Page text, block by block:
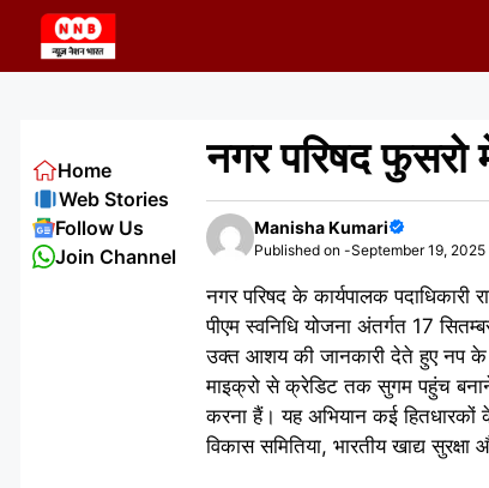
content
नगर परिषद
Manisha Kumari
Published on -September 19, 2025
नगर परिषद के कार्यपालक
पीएम स्वनिधि योजना अंतर्गत 17
उक्त आशय की जानकारी देते हुए नप के
माइक्रो से क्रेडिट तक सुगम पहुंच
करना हैं। यह अभियान कई
विकास समितिया, भारतीय खाद्य
Home
Web Stories
Follow Us
Join Channel